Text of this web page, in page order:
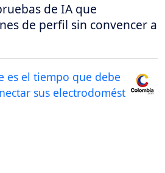
de IA que
de perfil sin convencer a